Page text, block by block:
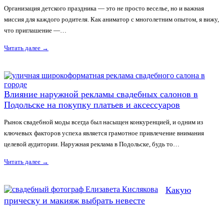
Организация детского праздника — это не просто веселье, но и важная
миссия для каждого родителя. Как аниматор с многолетним опытом, я вижу,
что приглашение —…
Читать далее →
Влияние наружной рекламы свадебных салонов в
Подольске на покупку платьев и аксессуаров
Рынок свадебной моды всегда был насыщен конкуренцией, и одним из
ключевых факторов успеха является грамотное привлечение внимания
целевой аудитории. Наружная реклама в Подольске, будь то…
Читать далее →
Какую
прическу и макияж выбрать невесте